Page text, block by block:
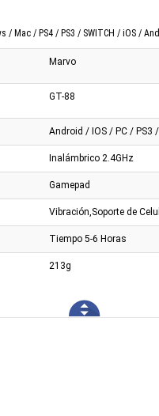
/ Mac / PS4 / PS3 / SWITCH / iOS /
Marvo
GT-88
Android / IOS / PC / PS3
Inalámbrico 2.4GHz
Gamepad
Vibración,Soporte de
Tiempo 5-6 Horas
213g